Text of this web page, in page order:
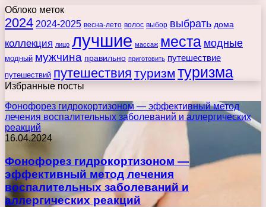
Облоко меток
2024 2024-2025 весна-лето волос выбор выбрать дома
коллекция лицо лучшие массаж места модные
модный мужчина правильно приготовить путешествие
путешествий путешествия туризм туризма
Избранные посты
Фонофорез гидрокортизоном — эффективный метод
лечения воспалительных заболеваний и аллергических
реакций
16.04.2024
Фонофорез гидрокортизоном —
эффективный метод лечения
воспалительных заболеваний и
аллергических реакций